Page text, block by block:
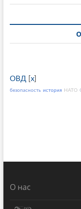
ОВД x]
безопасность история НАТО
О нас